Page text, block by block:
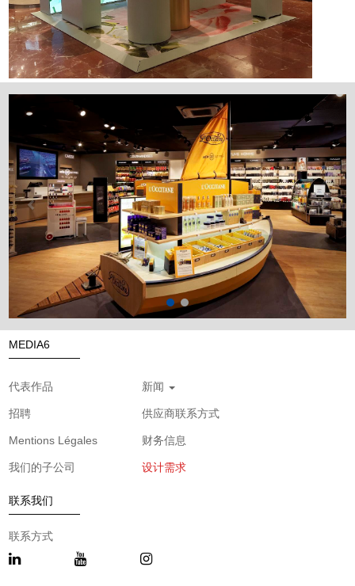
Next
MEDIA6
代表作品 新闻
招聘 供应商联系方式
Mentions Légales 财务信息
我们的子公司 设计需求
联系我们
联系方式